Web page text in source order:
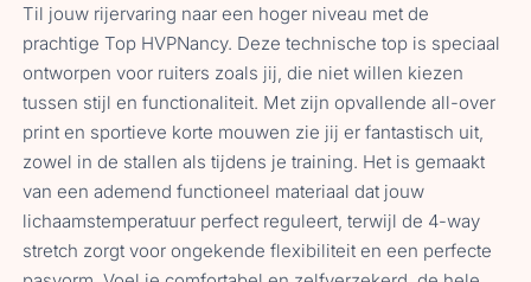
Til jouw rijervaring naar een hoger niveau met de
prachtige Top HVPNancy. Deze technische top is speciaal
ontworpen voor ruiters zoals jij, die niet willen kiezen
tussen stijl en functionaliteit. Met zijn opvallende all-over
print en sportieve korte mouwen zie jij er fantastisch uit,
zowel in de stallen als tijdens je training. Het is gemaakt
van een ademend functioneel materiaal dat jouw
lichaamstemperatuur perfect reguleert, terwijl de 4-way
stretch zorgt voor ongekende flexibiliteit en een perfecte